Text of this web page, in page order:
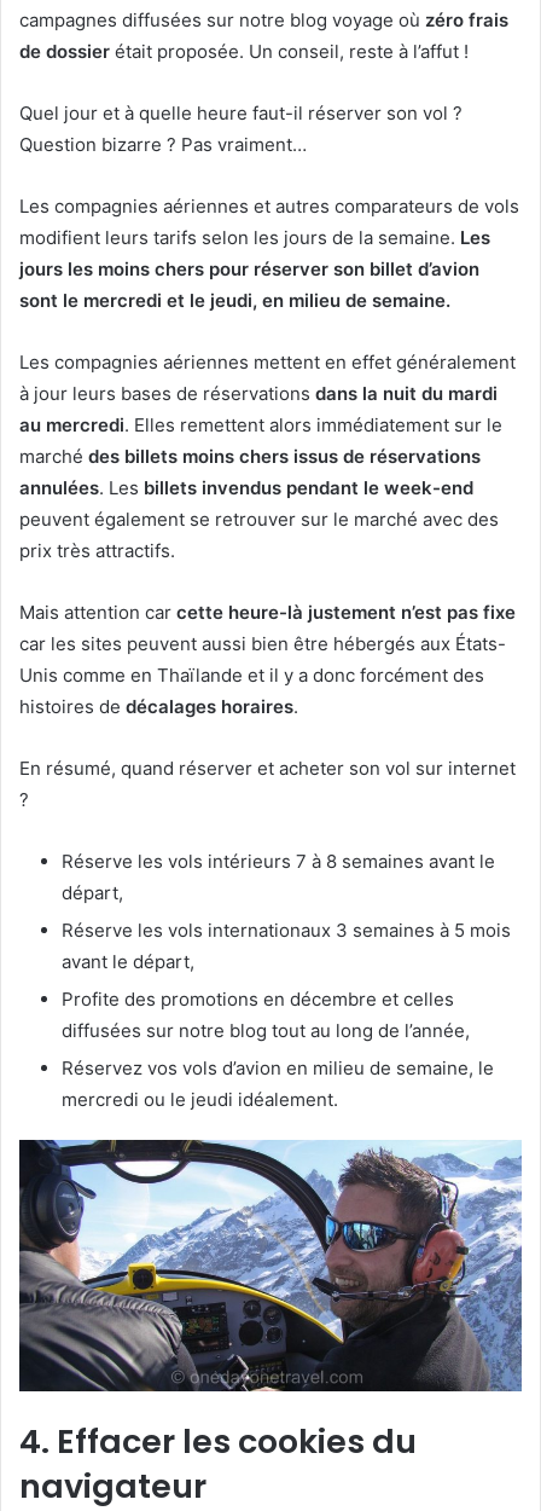
campagnes diffusées sur notre blog voyage où zéro frais
de dossier était proposée. Un conseil, reste à l’affut !
Quel jour et à quelle heure faut-il réserver son vol ?
Question bizarre ? Pas vraiment…
Les compagnies aériennes et autres comparateurs de vols
modifient leurs tarifs selon les jours de la semaine. Les
jours les moins chers pour réserver son billet d’avion
sont le mercredi et le jeudi, en milieu de semaine.
Les compagnies aériennes mettent en effet généralement
à jour leurs bases de réservations dans la nuit du mardi
au mercredi. Elles remettent alors immédiatement sur le
marché des billets moins chers issus de réservations
annulées. Les billets invendus pendant le week-end
peuvent également se retrouver sur le marché avec des
prix très attractifs.
Mais attention car cette heure-là justement n’est pas fixe
car les sites peuvent aussi bien être hébergés aux États-
Unis comme en Thaïlande et il y a donc forcément des
histoires de décalages horaires.
En résumé, quand réserver et acheter son vol sur internet
?
Réserve les vols intérieurs 7 à 8 semaines avant le
départ,
Réserve les vols internationaux 3 semaines à 5 mois
avant le départ,
Profite des promotions en décembre et celles
diffusées sur notre blog tout au long de l’année,
Réservez vos vols d’avion en milieu de semaine, le
mercredi ou le jeudi idéalement.
4. Effacer les cookies du
navigateur